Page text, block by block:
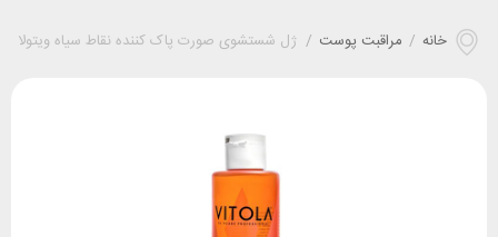
خانه / مراقبت پوست / ژل شستشوی صورت پاک کننده نقاط سیاه ویتولا